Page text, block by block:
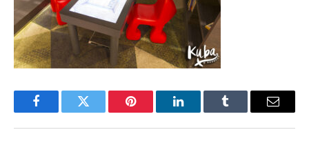
FacebookTwitter Pinterest LinkedInTumblr Email